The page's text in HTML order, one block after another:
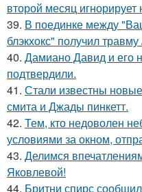
второй месяц игнорирует
39. В поединке между
блэкхокс" получил
40. Дамиано Давид и его
подтвердили.
41. Стали известны
смита и Джады пинкетт.
42. Тем, кто недоволен
условиями за окном,
43. Делимся
Яковлевой!
44. Бритни спирс